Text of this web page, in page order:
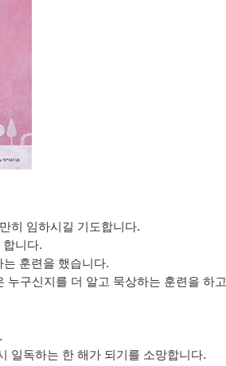
히 임하시길 기도합니다.
니다.
훈련을 했습니다.
누구신지를 더 알고 묵상하는 훈련을 하
일독하는 한 해가 되기를 소망합니다.